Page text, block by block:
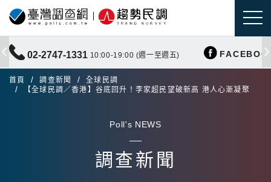
02-2747-1331 10:00-19:00 (週一至週五)
首頁 調查新聞
全球民調
【全球民調／香港】谷底回升！李家超民望破新高 港人心漸凝聚
Poll's NEWS
調查新聞